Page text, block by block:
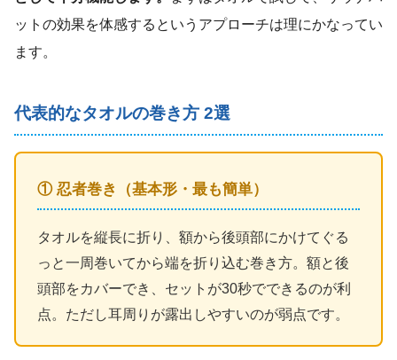
ットの効果を体感するというアプローチは理にかなってい
ます。
代表的なタオルの巻き方 2選
① 忍者巻き（基本形・最も簡単）
タオルを縦長に折り、額から後頭部にかけてぐる
っと一周巻いてから端を折り込む巻き方。額と後
頭部をカバーでき、セットが30秒でできるのが利
点。ただし耳周りが露出しやすいのが弱点です。